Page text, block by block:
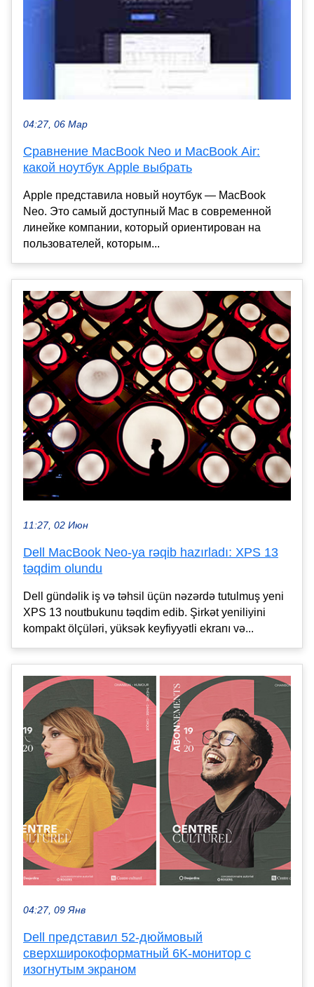
04:27, 06 Мар
Сравнение MacBook Neo и MacBook Air:
какой ноутбук Apple выбрать
Apple представила новый ноутбук — MacBook
Neo. Это самый доступный Mac в современной
линейке компании, который ориентирован на
пользователей, которым...
11:27, 02 Июн
Dell MacBook Neo-ya rəqib hazırladı: XPS 13
təqdim olundu
Dell gündəlik iş və təhsil üçün nəzərdə tutulmuş yeni
XPS 13 noutbukunu təqdim edib. Şirkət yeniliyini
kompakt ölçüləri, yüksək keyfiyyətli ekranı və...
04:27, 09 Янв
Dell представил 52-дюймовый
сверхширокоформатный 6K-монитор с
изогнутым экраном